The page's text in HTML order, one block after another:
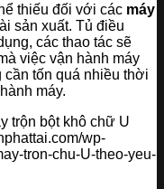
thiếu đối với các máy
sản xuất. Tủ điều
các thao tác sẽ
việc vận hành máy
tốn quá nhiều thời
máy.
trộn bột khô chữ U
wp-
tron-chu-U-theo-yeu-